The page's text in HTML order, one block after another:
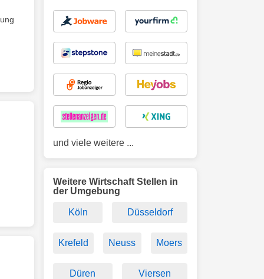
und viele weitere ...
Weitere Wirtschaft Stellen in
der Umgebung
Köln Düsseldorf
Krefeld Neuss Moers
Düren Viersen